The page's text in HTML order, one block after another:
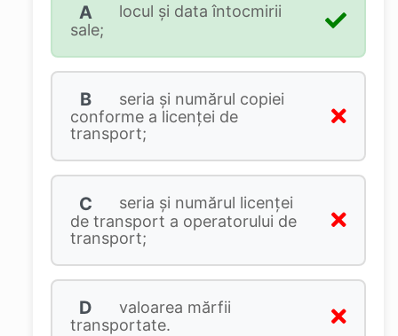
A
locul şi data întocmirii
sale;
B
seria şi numărul copiei
conforme a licenţei de
transport;
C
seria şi numărul licenţei
de transport a operatorului de
transport;
D
valoarea mărfii
transportate.